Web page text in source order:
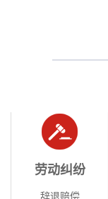
劳动纠纷
辞退赔偿